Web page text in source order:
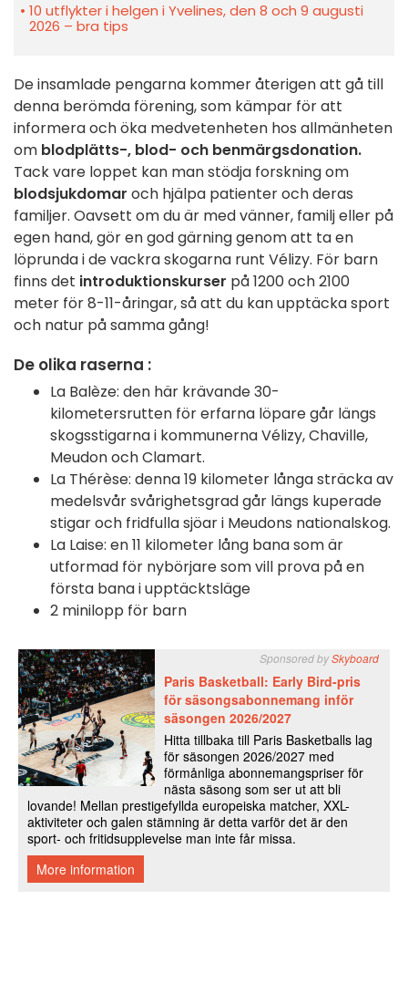
10 utflykter i helgen i Yvelines, den 8 och 9 augusti
2026 – bra tips
De insamlade pengarna kommer återigen att gå till
denna berömda förening, som kämpar för att
informera och öka medvetenheten hos allmänheten
om blodplätts-, blod- och benmärgsdonation.
Tack vare loppet kan man stödja forskning om
blodsjukdomar och hjälpa patienter och deras
familjer. Oavsett om du är med vänner, familj eller på
egen hand, gör en god gärning genom att ta en
löprunda i de vackra skogarna runt Vélizy. För barn
finns det introduktionskurser på 1200 och 2100
meter för 8-11-åringar, så att du kan upptäcka sport
och natur på samma gång!
De olika raserna :
La Balèze: den här krävande 30-
kilometersrutten för erfarna löpare går längs
skogsstigarna i kommunerna Vélizy, Chaville,
Meudon och Clamart.
La Thérèse: denna 19 kilometer långa sträcka av
medelsvår svårighetsgrad går längs kuperade
stigar och fridfulla sjöar i Meudons nationalskog.
La Laise: en 11 kilometer lång bana som är
utformad för nybörjare som vill prova på en
första bana i upptäcktsläge
2 minilopp för barn